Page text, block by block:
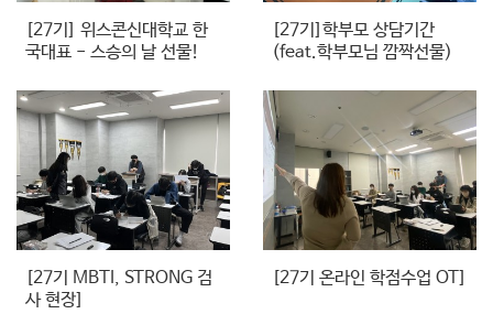
[27기] 위스콘신대학교 한
국대표 - 스승의 날 선물!
[27기]학부모 상담기간
(feat.학부모님 깜짝선물)
[27기 MBTI, STRONG 검
사 현장]
[27기 온라인 학점수업 OT]